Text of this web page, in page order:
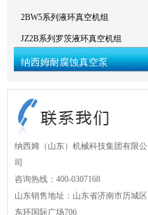
2BW5系列液环真空机组
JZ2B系列罗茨液环真空机组
纳西姆耐腐蚀真空泵
纳西姆（山东）机械科技集团有限公
司
咨询热线：400-0307168
山东销售地址：山东省济南市历城区
东环国际广场706